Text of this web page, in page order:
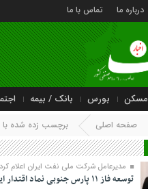
درباره ما تماس با ما
مسکن بورس بانک / بیمه
صفحه اصلی برچسب زده شده
مدیرعامل شرکت ملی نفت ایران اعلام
توسعه فاز ۱۱ پارس جنوبی نماد اقتدار ایران در اقتصاد است